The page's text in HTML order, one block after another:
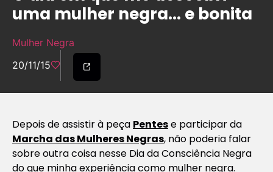
uma mulher negra… e bonita
Mulher Negra
20/11/15
Depois de assistir à peça Pentese participar da
Marcha das Mulheres Negras, não poderia falar
sobre outra coisa nesse Dia da Consciência Negra
do que minha experiência como mulher negra.